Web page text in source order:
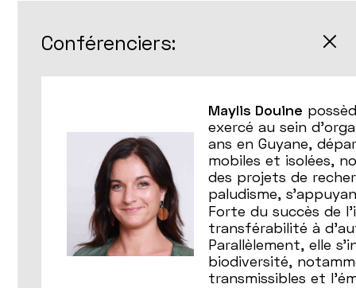
Conférenciers:
Maylis Douine
exercé au sein
ans en Guyane,
mobiles et isolées,
des projets de
paludisme,
Forte du succès de
transférabilité à
Parallèlement, elle
biodiversité,
transmissibles et